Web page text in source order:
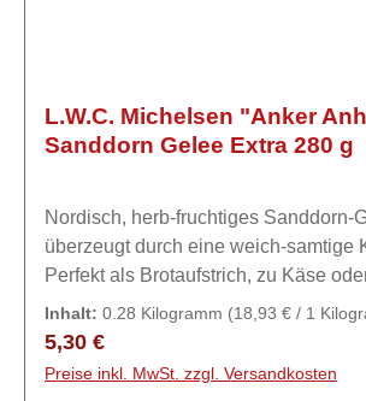
L.W.C. Michelsen "Anker
Sanddorn Gelee Extra 280 g
Nordisch, herb-fruchtiges Sanddorn-
überzeugt durch eine weich-samtige
Perfekt als Brotaufstrich, zu Käse
besondere Zutat in Desserts und
Saucen.ZutatenZucker, Sanddornsaft,
Pektin.
Inhalt: 0.28 Kilogramm (18,93 € / 1
Regulärer Preis:
5,30 €
Preise inkl. MwSt. zzgl. Versandkosten